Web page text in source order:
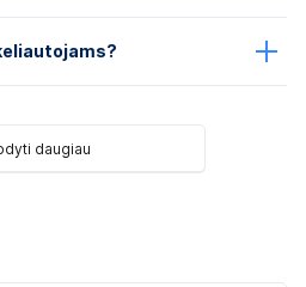
daugiau